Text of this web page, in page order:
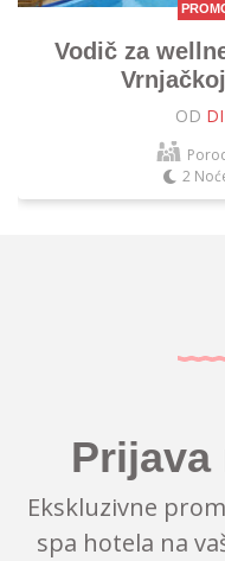
Vodič za
OD
2
Prijava
Ekskluzivne
spa hotela na